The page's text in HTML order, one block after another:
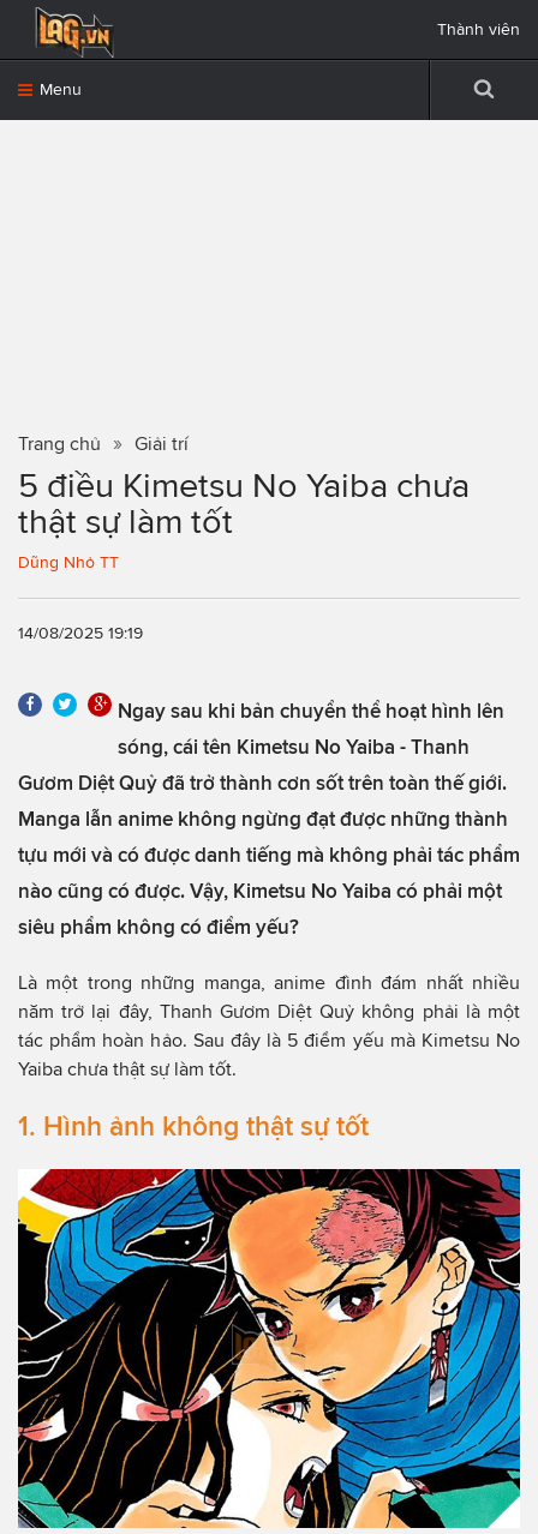
Menu
Thành viên
Trang chủ Giải trí
5 điều Kimetsu No Yaiba chưa
thật sự làm tốt
Dũng Nhỏ TT
14/08/2025 19:19
Ngay sau khi bản chuyển thể hoạt hình lên
sóng, cái tên Kimetsu No Yaiba - Thanh
Gươm Diệt Quỷ đã trở thành cơn sốt trên toàn thế giới.
Manga lẫn anime không ngừng đạt được những thành
tựu mới và có được danh tiếng mà không phải tác phẩm
nào cũng có được. Vậy, Kimetsu No Yaiba có phải một
siêu phẩm không có điểm yếu?
Là một trong những manga, anime đình đám nhất nhiều
năm trở lại đây, Thanh Gươm Diệt Quỷ không phải là một
tác phẩm hoàn hảo. Sau đây là 5 điểm yếu mà Kimetsu No
Yaiba chưa thật sự làm tốt.
1. Hình ảnh không thật sự tốt